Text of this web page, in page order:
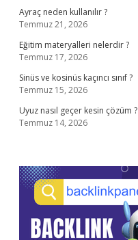
Ayraç neden kullanılır ?
Temmuz 21, 2026
Eğitim materyalleri nelerdir ?
Temmuz 17, 2026
Sinüs ve kosinüs kaçıncı sınıf ?
Temmuz 15, 2026
Uyuz nasıl geçer kesin çözüm ?
Temmuz 14, 2026